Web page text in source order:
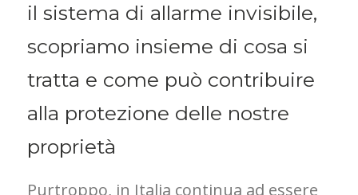
il sistema di allarme invisibile,
scopriamo insieme di cosa si
tratta e come può contribuire
alla protezione delle nostre
proprietà
Purtroppo, in Italia continua ad essere